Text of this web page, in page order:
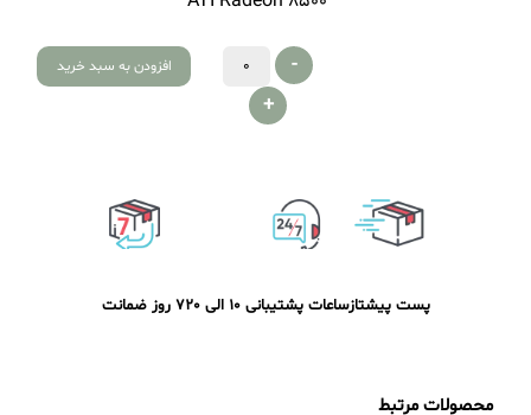
-
+
افزودن به سبد خرید
پست پیشتازساعات پشتیبانی 10 الی 20 7 روز ضمانت
محصولات مرتبط